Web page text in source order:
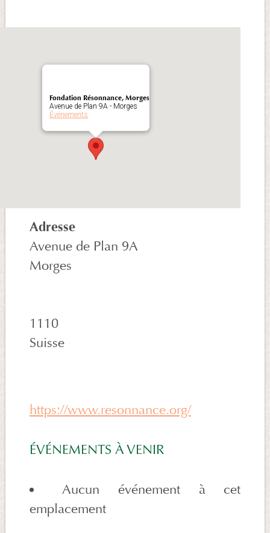
Fondation Résonnance, Morges
Avenue de Plan 9A - Morges
Événements
Adresse
Avenue de Plan 9A
Morges
1110
Suisse
https://www.resonnance.org/
ÉVÉNEMENTS À VENIR
Aucun événement à cet
emplacement